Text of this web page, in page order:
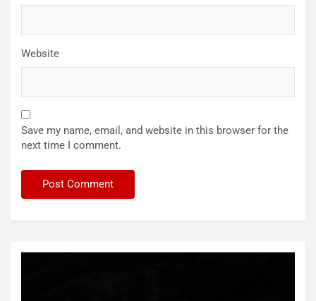
Website
Save my name, email, and website in this browser for the
next time I comment.